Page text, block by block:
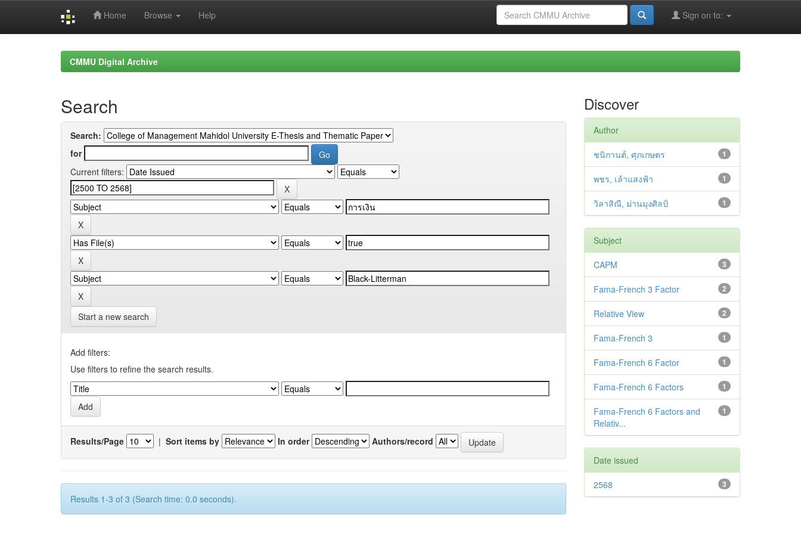
Home Browse Help Sign on to:
CMMU Digital Archive
Search
Search:
for
Current filters:
Start a new search
Add filters:
Use filters to refine the search results.
Results/Page | Sort items by In order Authors/record
Results 1-3 of 3 (Search time: 0.0 seconds).
Discover
Author
1
ชนิกานต์, ศุภเกษตร
1
พชร, เล้าแสงฟ้า
1
วิลาสิณี, ม่านมุงศิลป์
Subject
3
CAPM
2
Fama-French 3 Factor
2
Relative View
1
Fama-French 3
1
Fama-French 6 Factor
1
Fama-French 6 Factors
1
Fama-French 6 Factors and
Relativ...
Date issued
3
2568